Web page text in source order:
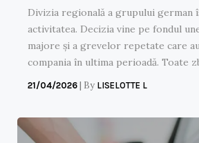
Divizia regională a grupului german
activitatea. Decizia vine pe fondul
majore și a grevelor repetate care
compania în ultima perioadă. Toate
21/04/2026 | By LISELOTTE L